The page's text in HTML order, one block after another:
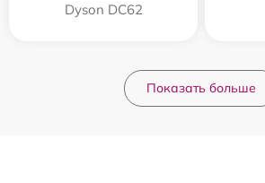
Dyson DC62
Показать больше